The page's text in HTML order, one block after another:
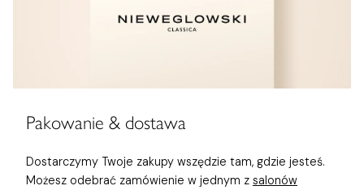
Pakowanie & dostawa
Dostarczymy Twoje zakupy wszędzie tam, gdzie jesteś.
Możesz odebrać zamówienie w jednym z salonów